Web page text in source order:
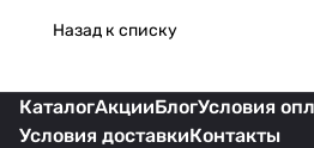
Назад к списку
КаталогАкцииБлогУсловия
Условия доставкиКонтакты